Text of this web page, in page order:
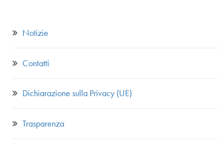
Notizie
Contatti
Dichiarazione sulla Privacy (UE)
Trasparenza